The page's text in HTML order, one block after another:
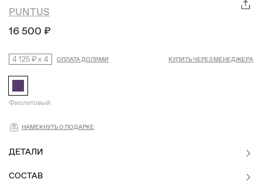
PUNTUS
16 500 ₽
4 125 ₽x 4 ОПЛАТА ДОЛЯМИ КУПИТЬ ЧЕРЕЗ МЕНЕДЖЕРА
Фиолетовый
Намекнуть о подарке
НАМЕКНУТЬ О ПОДАРКЕ
ДЕТАЛИ
СОСТАВ